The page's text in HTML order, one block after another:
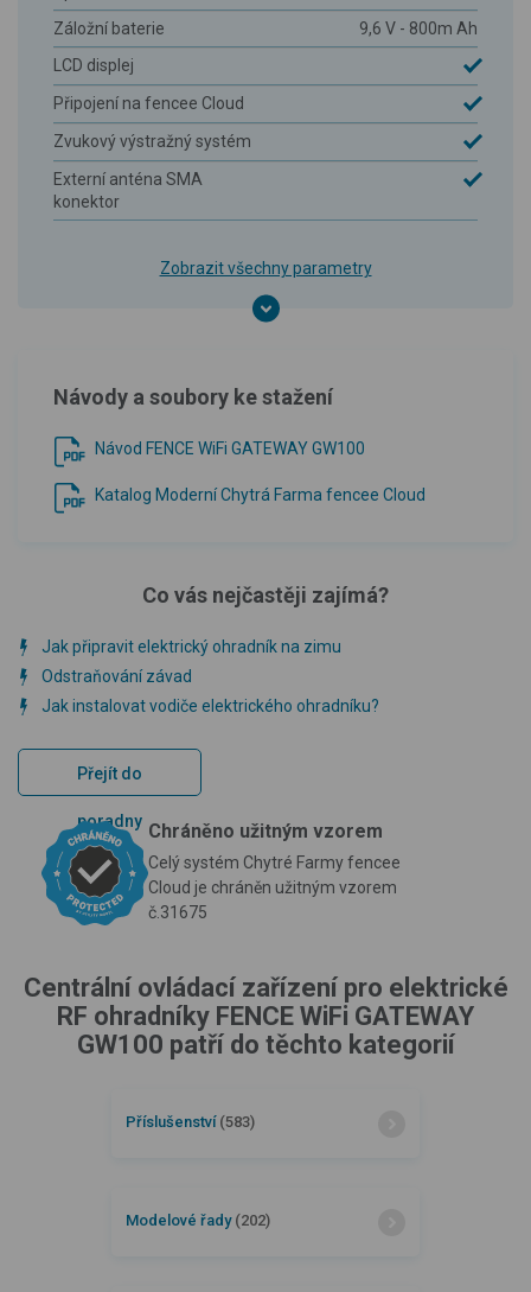
Záložní baterie
9,6 V - 800m Ah
LCD displej
Připojení na fencee Cloud
Zvukový výstražný systém
Externí anténa SMA
konektor
Zobrazit všechny parametry
Návody a soubory ke stažení
Návod FENCE WiFi GATEWAY GW100
Katalog Moderní Chytrá Farma fencee Cloud
Co vás nejčastěji zajímá?
Jak připravit elektrický ohradník na zimu
Odstraňování závad
Jak instalovat vodiče elektrického ohradníku?
Přejít do
poradny Chráněno užitným vzorem
Celý systém Chytré Farmy fencee
Cloud je chráněn užitným vzorem
č.31675
Centrální ovládací zařízení pro elektrické
RF ohradníky FENCE WiFi GATEWAY
GW100 patří do těchto kategorií
Příslušenství (583)
Modelové řady (202)